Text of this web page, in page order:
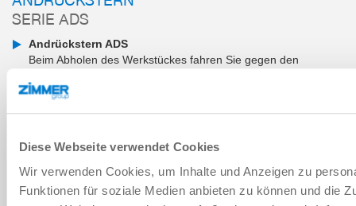
Diese Webseite verwendet Cookies
Wir verwenden Cookies, um Inhalte und Anzeigen zu
Funktionen für soziale Medien anbieten zu können und die
SERIE ADS
Andrückstern ADS
Beim Abholen des Werkstückes fahren Sie gegen den
Greifers wird das Werkstück über die Federvorspannung in
ZUM WARENKORB HINZUFÜGEN
ZUM VERGLEICH HINZUFÜGEN